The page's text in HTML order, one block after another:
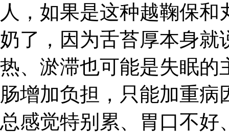
人，如果是这种越鞠保
奶了，因为舌苔厚本身就
热、淤滞也可能是失眠的
肠增加负担，只能加重
总感觉特别累、胃口不